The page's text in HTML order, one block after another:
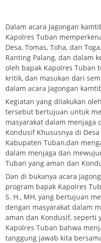
Dalam acara Jagongan
Kapolres Tuban
Desa, Tomas, Toha, dan
Ranting Palang, dan dalam
oleh bapak Kapolres Tuban
kritik, dan masukan dari
dalam acara Jagongan
Kegiatan yang dilakukan
tersebut bertujuan untuk
masyarakat dalam menjaga
Kondusif Khususnya di
Kabupaten Tuban,dan
dalam menjaga dan
Tuban yang aman dan
Dan di bukanya acara
program bapak Kapolres
S. H., MH, yang bertujuan
dengan masyarakat dalam
aman dan Kondusif, seperti
Kapolres Tuban bahwa
tanggung jawab kita